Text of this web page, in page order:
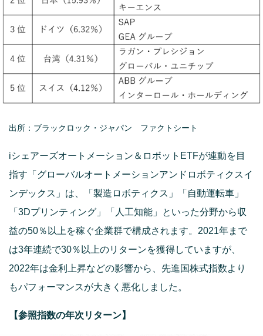
出所：ブラックロック・ジャパン ファクトシート
iシェアーズオートメーション＆ロボットETFが連動を目
指す「グローバルオートメーションアンドロボティクスイ
ンデックス」は、「製造ロボティクス」「自動運転車」
「3Dプリンティング」「人工知能」といった分野から収
益の50％以上を稼ぐ企業群で構成されます。2021年まで
は3年連続で30％以上のリターンを獲得していますが、
2022年は金利上昇などの影響から、先進国株式指数より
もパフォーマンスが大きく悪化しました。
【参照指数の年次リターン】